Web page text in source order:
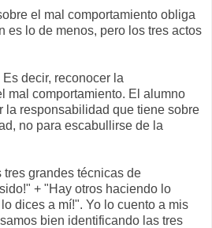
el mal comportamiento obliga
es lo de menos, pero los tres actos
Es decir, reconocer la
mal comportamiento. El alumno
la responsabilidad que tiene sobre
no para escabullirse de la
grandes técnicas de
+ "Hay otros haciendo lo
dices a mí!". Yo lo cuento a mis
bien identificando las tres